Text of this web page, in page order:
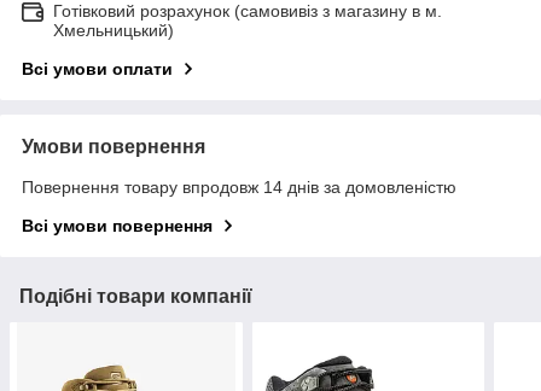
Готівковий розрахунок (самовивіз з магазину в м.
Хмельницький)
Всі умови оплати
Умови повернення
Повернення товару впродовж 14 днів за домовленістю
Всі умови повернення
Подібні товари компанії